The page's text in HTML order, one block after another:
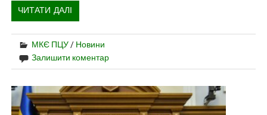
ЧИТАТИ ДАЛІ
МКЄ ПЦУ / Новини
Залишити коментар